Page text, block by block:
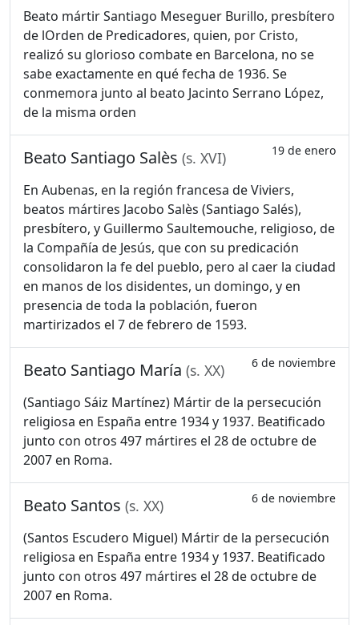
Beato mártir Santiago Meseguer Burillo, presbítero
de lOrden de Predicadores, quien, por Cristo,
realizó su glorioso combate en Barcelona, no se
sabe exactamente en qué fecha de 1936. Se
conmemora junto al beato Jacinto Serrano López,
de la misma orden
Beato Santiago Salès (s. XVI) 19 de enero
En Aubenas, en la región francesa de Viviers,
beatos mártires Jacobo Salès (Santiago Salés),
presbítero, y Guillermo Saultemouche, religioso, de
la Compañía de Jesús, que con su predicación
consolidaron la fe del pueblo, pero al caer la ciudad
en manos de los disidentes, un domingo, y en
presencia de toda la población, fueron
martirizados el 7 de febrero de 1593.
Beato Santiago María (s. XX) 6 de noviembre
(Santiago Sáiz Martínez) Mártir de la persecución
religiosa en España entre 1934 y 1937. Beatificado
junto con otros 497 mártires el 28 de octubre de
2007 en Roma.
Beato Santos (s. XX) 6 de noviembre
(Santos Escudero Miguel) Mártir de la persecución
religiosa en España entre 1934 y 1937. Beatificado
junto con otros 497 mártires el 28 de octubre de
2007 en Roma.